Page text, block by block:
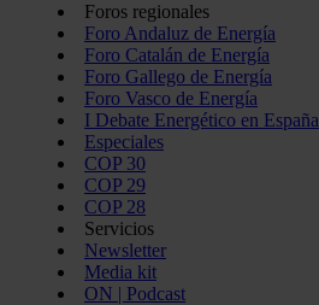
Foros regionales
Foro Andaluz de Energía
Foro Catalán de Energía
Foro Gallego de Energía
Foro Vasco de Energía
I Debate Energético en España
Especiales
COP 30
COP 29
COP 28
Servicios
Newsletter
Media kit
ON | Podcast